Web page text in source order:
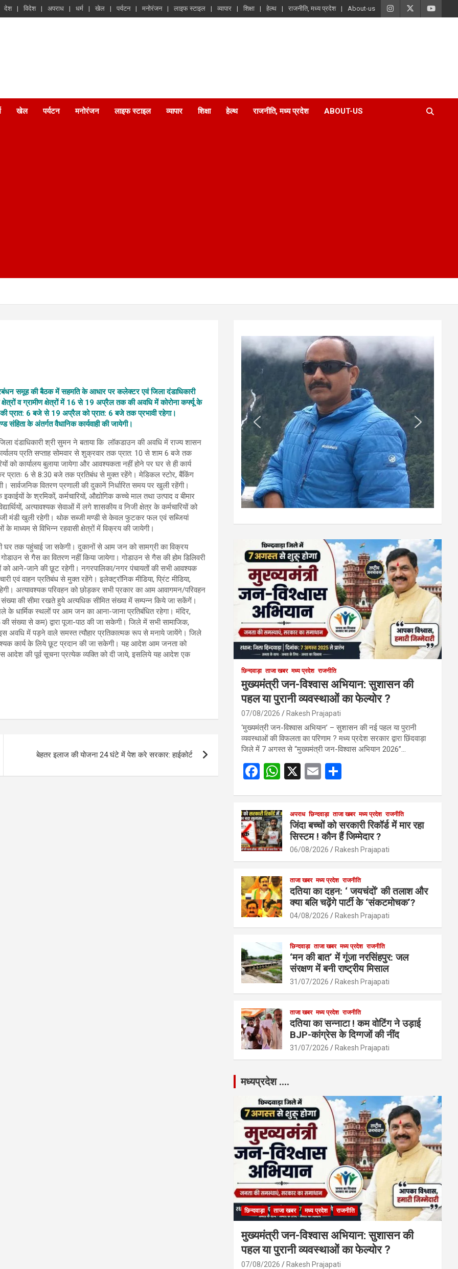
देश विदेश अपराध धर्म खेल पर्यटन मनोरंजन लाइफ स्टाइल व्यापार शिक्षा हेल्थ राजनीति, मध्य प्रदेश About-us
खेल पर्यटन मनोरंजन लाइफ स्टाइल व्यापार शिक्षा हेल्थ राजनीति, मध्य प्रदेश ABOUT-US
समूह की बैठक में सहमति के आधार पर कलेक्टर एवं जिला दंडाधिकारी
व ग्रामीण क्षेत्रों में 16 से 19 अप्रैल तक की अवधि में कोरोना कर्फ्यू के
प्रात: 6 बजे से 19 अप्रैल को प्रात: 6 बजे तक प्रभावी रहेगा।
संहिता के अंतर्गत वैधानिक कार्यवाही की जायेगी।
दंडाधिकारी श्री सुमन ने बताया कि लॉकडाउन की अवधि में राज्य शासन
प्रति सप्ताह सोमवार से शुक्रवार तक प्रात: 10 से शाम 6 बजे तक
को कार्यालय बुलाया जायेगा और आवश्यकता नहीं होने पर घर से ही कार्य
प्रातः 6 से 8:30 बजे तक प्रतिबंध से मुक्त रहेंगे। मेडिकल स्टोर, बैंकिंग
वितरण प्रणाली की दुकानें निर्धारित समय पर खुली रहेंगी।
के श्रमिकों, कर्मचारियों, औद्योगिक कच्चे माल तथा उत्पाद व बीमार
अत्यावश्यक सेवाओं में लगे शासकीय व निजी क्षेत्र के कर्मचारियों को
मंडी खुली रहेगी। थोक सब्जी मण्डी से केवल फुटकर फल एवं सब्जियां
से विभिन्न रहवासी क्षेत्रों में विक्रय की जायेगी।
घर तक पहुंचाई जा सकेगी। दुकानों से आम जन को सामग्री का विक्रय
से गैस का वितरण नहीं किया जायेगा। गोडाउन से गैस की होम डिलिवरी
को आने-जाने की छूट रहेगी। नगरपालिका/नगर पंचायतों की सभी आवश्यक
एवं वाहन प्रतिबंध से मुक्त रहेंगे। इलेक्ट्रॉनिक मीडिया, प्रिंट मीडिया,
अत्यावश्यक परिवहन को छोड़कर सभी प्रकार का आम आवागमन/परिवहन
संख्या की सीमा रखते हुये अत्यधिक सीमित संख्या में सम्पन्न किये जा सकेंगें।
के धार्मिक स्थलों पर आम जन का आना-जाना प्रतिबंधित रहेगा। मंदिर,
की संख्या से कम) द्वारा पूजा-पाठ की जा सकेगी। जिले में सभी सामाजिक,
अवधि में पड़ने वाले समस्त त्यौहार प्रतिकात्मक रूप से मनाये जायेंगे। जिले
कार्य के लिये छूट प्रदान की जा सकेगी। यह आदेश आम जनता को
आदेश की पूर्व सूचना प्रत्येक व्यक्ति को दी जाये, इसलिये यह आदेश एक
बेहतर इलाज की योजना 24 घंटे में पेश करे सरकार: हाईकोर्ट
छिन्दवाड़ा ताजा खबर मध्य प्रदेश राजनीति
मुख्यमंत्री जन-विश्वास अभियान: सुशासन की
पहल या पुरानी व्यवस्थाओं का फेल्योर ?
07/08/2026 Rakesh Prajapati
‘मुख्यमंत्री जन-विश्वास अभियान’ – सुशासन की नई पहल या पुरानी
व्यवस्थाओं की विफलता का परिणाम ? मध्य प्रदेश सरकार द्वारा छिंदवाड़ा
जिले में 7 अगस्त से “मुख्यमंत्री जन-विश्वास अभियान 2026”…
F
b
o
o
W
s
A
p
X
E
e
अपराध छिन्दवाड़ा ताजा खबर मध्य प्रदेश राजनीति
जिंदा बच्चों को सरकारी रिकॉर्ड में मार रहा
सिस्टम ! कौन हैं जिम्मेदार ?
06/08/2026 Rakesh Prajapati
ताजा खबर मध्य प्रदेश राजनीति
दतिया का दहन: ‘ जयचंदों’ की तलाश और
क्या बलि चढ़ेंगे पार्टी के ‘संकटमोचक’?
04/08/2026 Rakesh Prajapati
छिन्दवाड़ा ताजा खबर मध्य प्रदेश राजनीति
‘मन की बात’ में गूंजा नरसिंहपुर: जल
संरक्षण में बनी राष्ट्रीय मिसाल
31/07/2026 Rakesh Prajapati
ताजा खबर मध्य प्रदेश राजनीति
दतिया का सन्नाटा ! कम वोटिंग ने उड़ाई
BJP-कांग्रेस के दिग्गजों की नींद
31/07/2026 Rakesh Prajapati
मध्यप्रदेश ….
छिन्दवाड़ा ताजा खबर मध्य प्रदेश राजनीति
मुख्यमंत्री जन-विश्वास अभियान: सुशासन की
पहल या पुरानी व्यवस्थाओं का फेल्योर ?
07/08/2026 Rakesh Prajapati